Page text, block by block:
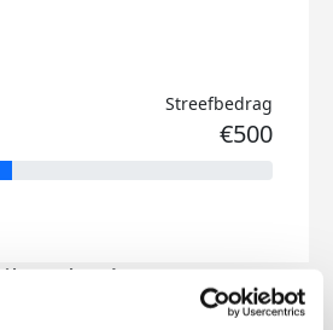
Streefbedrag
€500
badges